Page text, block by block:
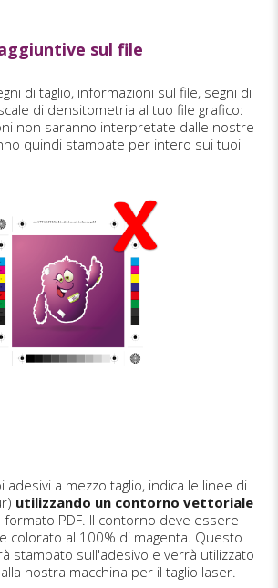
sul file
di taglio, informazioni sul file, segni di
di densitometria al tuo file grafico:
non saranno interpretate dalle nostre
quindi stampate per intero sui tuoi
a mezzo taglio, indica le linee di
utilizzando un contorno vettoriale
formato PDF. Il contorno deve essere
colorato al 100% di magenta. Questo
stampato sull'adesivo e verrà utilizzato
nostra macchina per il taglio laser.